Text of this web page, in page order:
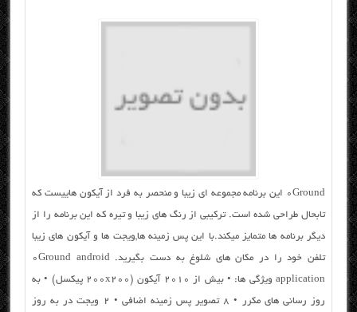
۰Ground این برنامه مجموعه ای زیبا و منحصر به فرد از آیکون هاییست که
تابحال طراحی شده است. ترکیبی از رنگ های زیبا و تیره که این برنامه را از
دیگر برنامه ها متمایز میکند.با این پس زمینه ها,ویجت ها و آیکون های زیبا
تلفن خود را در مکان های شلوغ به دست بگیرید. 0Ground android
application ویژگی ها: • بیش از ۲۰۱۰ آیکون (۲۰۰x200 پیکسل) • به
روز رسانی های مكرر • ۸ تصویر پس زمینه اضافی • ۲ ویجت در به روز